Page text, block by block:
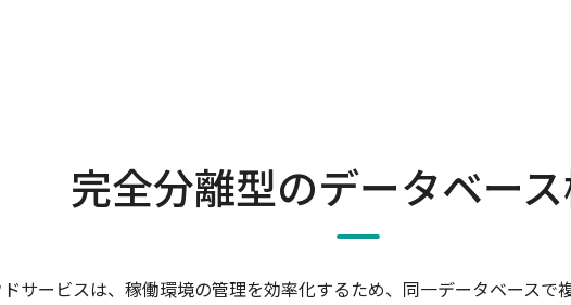
完全分離型のデータベー
サービスは、稼働環境の管理を効率化するため、同一データベースで